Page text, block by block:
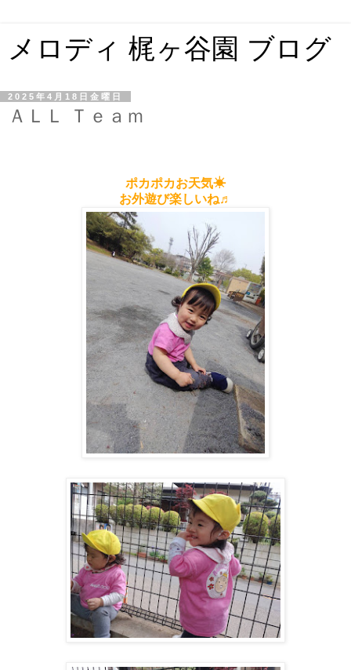
メロディ 梶ヶ谷園 ブログ
2025年4月18日金曜日
ＡＬＬ Ｔｅａｍ
ポカポカお天気☀
お外遊び楽しいね♬